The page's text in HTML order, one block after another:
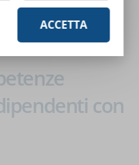
aziendali mantenendo la
con
ACCETTA